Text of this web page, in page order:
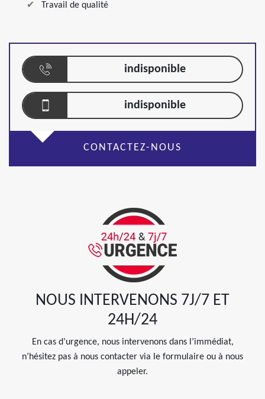
Travail de qualité
indisponible
indisponible
CONTACTEZ-NOUS
NOUS INTERVENONS 7J/7 ET
24H/24
En cas d’urgence, nous intervenons dans l’immédiat,
n’hésitez pas à nous contacter via le formulaire ou à nous
appeler.